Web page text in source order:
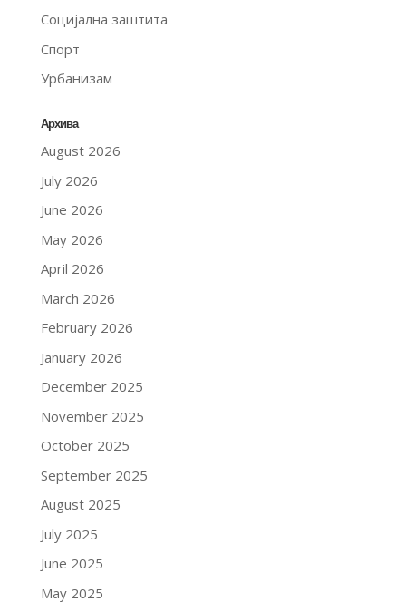
Социјална заштита
Спорт
Урбанизам
Архива
August 2026
July 2026
June 2026
May 2026
April 2026
March 2026
February 2026
January 2026
December 2025
November 2025
October 2025
September 2025
August 2025
July 2025
June 2025
May 2025